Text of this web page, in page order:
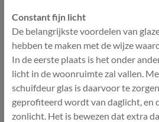
Constant fijn licht
De belangrijkste voordelen van
hebben te maken met de wijze
In de eerste plaats is het onder
licht in de woonruimte zal vallen.
schuifdeur glas is daarvoor te
geprofiteerd wordt van daglicht, en
zonlicht. Het is bewezen dat extra